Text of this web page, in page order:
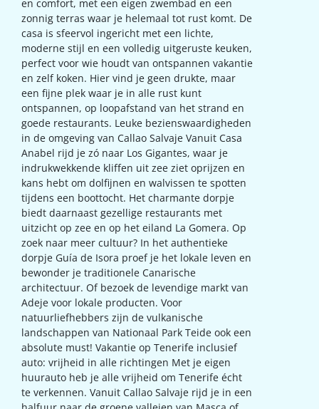
en comfort, met een eigen zwembad en een
zonnig terras waar je helemaal tot rust komt. De
casa is sfeervol ingericht met een lichte,
moderne stijl en een volledig uitgeruste keuken,
perfect voor wie houdt van ontspannen vakantie
en zelf koken. Hier vind je geen drukte, maar
een fijne plek waar je in alle rust kunt
ontspannen, op loopafstand van het strand en
goede restaurants. Leuke bezienswaardigheden
in de omgeving van Callao Salvaje Vanuit Casa
Anabel rijd je zó naar Los Gigantes, waar je
indrukwekkende kliffen uit zee ziet oprijzen en
kans hebt om dolfijnen en walvissen te spotten
tijdens een boottocht. Het charmante dorpje
biedt daarnaast gezellige restaurants met
uitzicht op zee en op het eiland La Gomera. Op
zoek naar meer cultuur? In het authentieke
dorpje Guía de Isora proef je het lokale leven en
bewonder je traditionele Canarische
architectuur. Of bezoek de levendige markt van
Adeje voor lokale producten. Voor
natuurliefhebbers zijn de vulkanische
landschappen van Nationaal Park Teide ook een
absolute must! Vakantie op Tenerife inclusief
auto: vrijheid in alle richtingen Met je eigen
huurauto heb je alle vrijheid om Tenerife écht
te verkennen. Vanuit Callao Salvaje rijd je in een